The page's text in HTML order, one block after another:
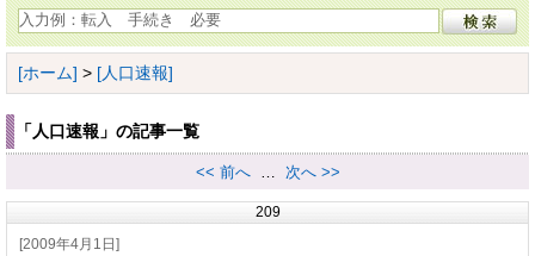
[ホーム] > [人口速報]
「人口速報」の記事一覧
<< 前へ 次へ >>
209
[2009年4月1日]